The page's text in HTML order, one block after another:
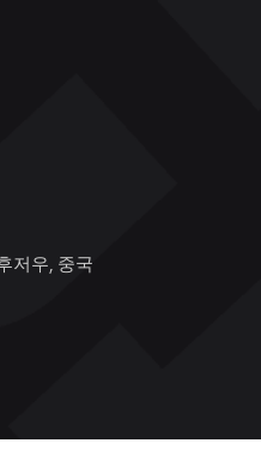
저우, 중국